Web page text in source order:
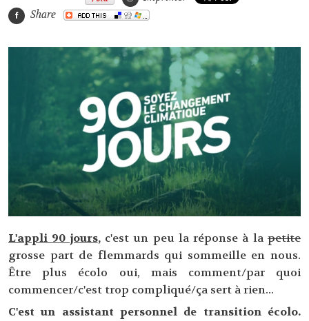
Share
L'appli 90 jours,c'est un peu la réponse à lapetite
grosse part de flemmards qui sommeille en nous.
Être plus écolo oui, mais comment/par quoi
commencer/c'est trop compliqué/ça sert à rien...
C'est un assistant personnel de transition écolo.